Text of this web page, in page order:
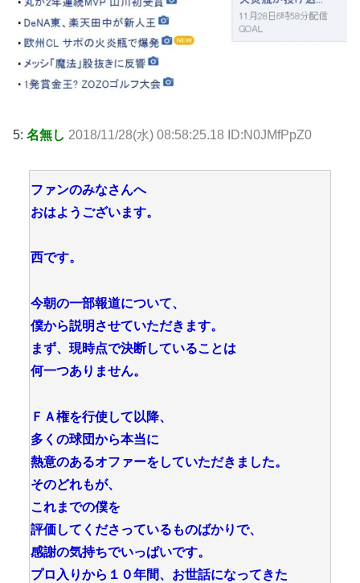
5: 名無し 2018/11/28(水) 08:58:25.18 ID:N0JMfPpZ0
ファンのみなさんへ
おはようございます。
西です。
今朝の一部報道について、
僕から説明させていただきます。
まず、現時点で決断していることは
何一つありません。
ＦＡ権を行使して以降、
多くの球団から本当に
熱意のあるオファーをしていただきました。
そのどれもが、
これまでの僕を
評価してくださっているものばかりで、
感謝の気持ちでいっぱいです。
プロ入りから１０年間、お世話になってきた